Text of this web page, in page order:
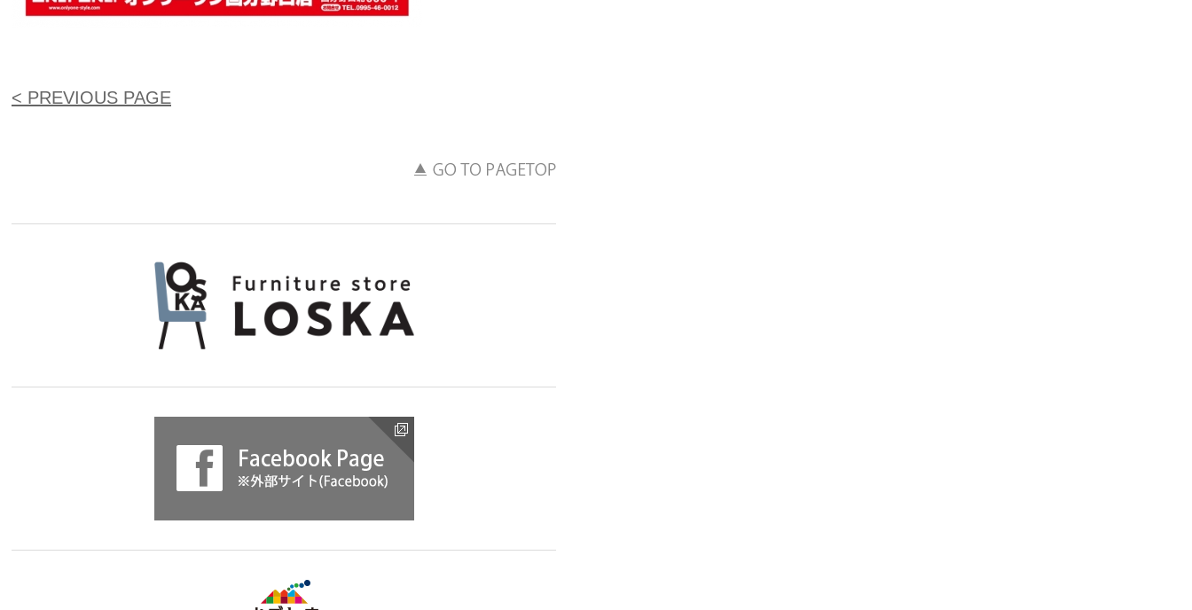
< PREVIOUS PAGE